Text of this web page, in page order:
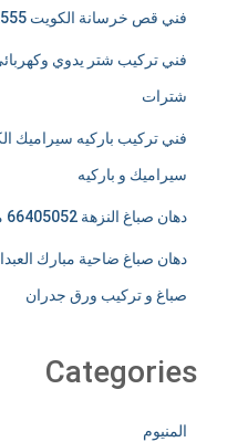
فني قص خرسانة الكويت 65932555 مقاول قص وفتح كور
شترات
سيراميك و باركيه
دهان صباغ النزهة 66405052 معلم صباغ و تركيب ورق جدران
صباغ و تركيب ورق جدران
Categories
المنيوم